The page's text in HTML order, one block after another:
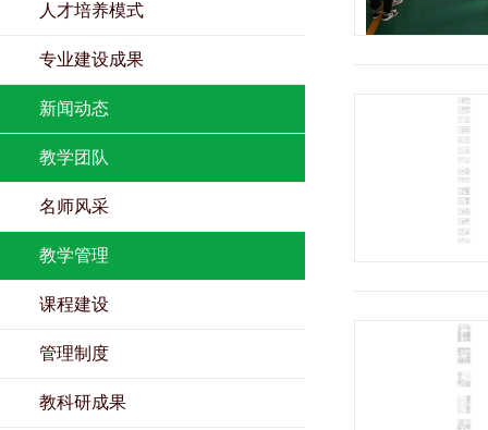
人才培养模式
专业建设成果
新闻动态
教学团队
名师风采
教学管理
课程建设
管理制度
教科研成果